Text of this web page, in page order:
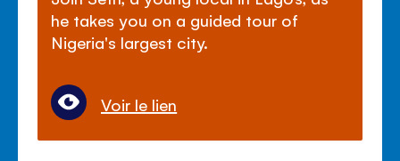
he takes you on a guided tour of
Nigeria's largest city.
Voir le lien